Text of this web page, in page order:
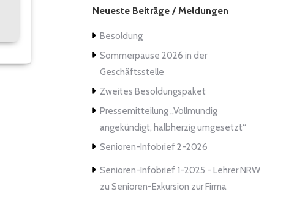
Neueste Beiträge / Meldungen
Besoldung
Sommerpause 2026 in der
Geschäftsstelle
Zweites Besoldungspaket
Pressemitteilung „Vollmundig
angekündigt, halbherzig umgesetzt“
Senioren-Infobrief 2-2026
Senioren-Infobrief 1-2025 - Lehrer NRW
zu Senioren-Exkursion zur Firma